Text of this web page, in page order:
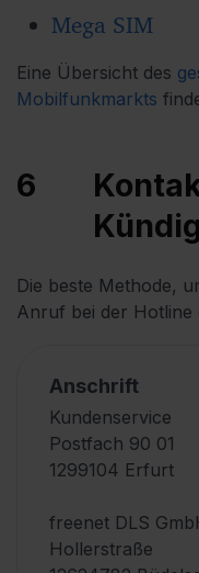
Mega SIM
Eine Übersicht des
Mobilfunkmarkts
6
Die beste Methode,
Anruf bei der Hotline
Anschrift
Kundenservice
Postfach 90 01
1299104 Erfurt
freenet DLS
Hollerstraße